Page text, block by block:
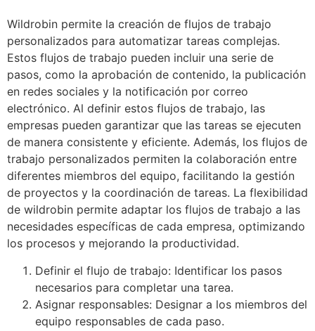
Wildrobin permite la creación de flujos de trabajo
personalizados para automatizar tareas complejas.
Estos flujos de trabajo pueden incluir una serie de
pasos, como la aprobación de contenido, la publicación
en redes sociales y la notificación por correo
electrónico. Al definir estos flujos de trabajo, las
empresas pueden garantizar que las tareas se ejecuten
de manera consistente y eficiente. Además, los flujos de
trabajo personalizados permiten la colaboración entre
diferentes miembros del equipo, facilitando la gestión
de proyectos y la coordinación de tareas. La flexibilidad
de wildrobin permite adaptar los flujos de trabajo a las
necesidades específicas de cada empresa, optimizando
los procesos y mejorando la productividad.
Definir el flujo de trabajo: Identificar los pasos
necesarios para completar una tarea.
Asignar responsables: Designar a los miembros del
equipo responsables de cada paso.